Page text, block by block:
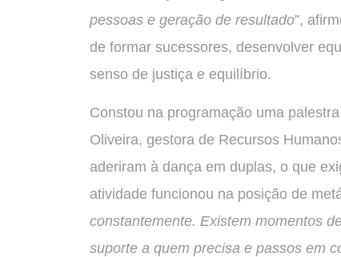
pessoas e geração de resultado”,
de formar sucessores, desenvolver
senso de justiça e equilíbrio.
Constou na programação uma
Oliveira, gestora de Recursos
aderiram à dança em duplas, o que
atividade funcionou na posição de
constantemente. Existem momentos
suporte a quem precisa e passos em